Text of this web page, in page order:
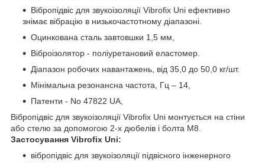
Вібропідвіс для звукоізоляції Vibrofix Uni ефективно
знімає вібрацію в низькочастотному діапазоні.
Оцинкована сталь завтовшки 1,5 мм,
Віброізолятор - поліуретановий еластомер.
Діапазон робочих навантажень, від 35,0 до 50,0 кг/шт.
Мінімальна резонансна частота, Гц – 14,
Патенти - No 47822 UA,
Вібропідвіс для звукоізоляції Vibrofix Uni монтується на стіни
або стелю за допомогою 2-х дюбелів і болта М8.
Застосування Vibrofix Uni:
вібропідвіс для звукоізоляції підвісного інженерного